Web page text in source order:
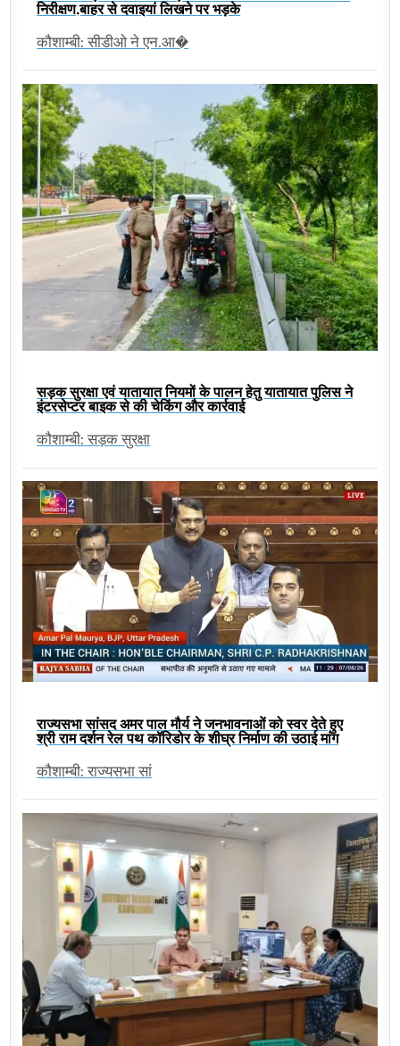
निरीक्षण,बाहर से दवाइयां लिखने पर भड़के
कौशाम्बी: सीडीओ ने एन.आ�
सड़क सुरक्षा एवं यातायात नियमों के पालन हेतु यातायात पुलिस ने
इंटरसेप्टर बाइक से की चेकिंग और कार्रवाई
कौशाम्बी: सड़क सुरक्षा
राज्यसभा सांसद अमर पाल मौर्य ने जनभावनाओं को स्वर देते हुए
श्री राम दर्शन रेल पथ कॉरिडोर के शीघ्र निर्माण की उठाई मांग
कौशाम्बी: राज्यसभा सां